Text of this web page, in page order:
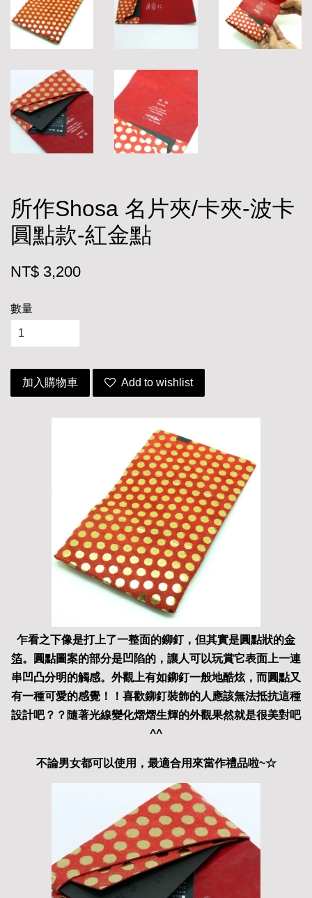
所作Shosa 名片夾/卡夾-波卡
圓點款-紅金點
NT$ 3,200
數量
加入購物車 Add to wishlist
乍看之下像是打上了一整面的鉚釘，但其實是圓點狀的金
箔。圓點圖案的部分是凹陷的，讓人可以玩賞它表面上一連
串凹凸分明的觸感。外觀上有如鉚釘一般地酷炫，而圓點又
有一種可愛的感覺！！喜歡鉚釘裝飾的人應該無法抵抗這種
設計吧？？隨著光線變化熠熠生輝的外觀果然就是很美對吧
^^
不論男女都可以使用，最適合用來當作禮品啦~☆